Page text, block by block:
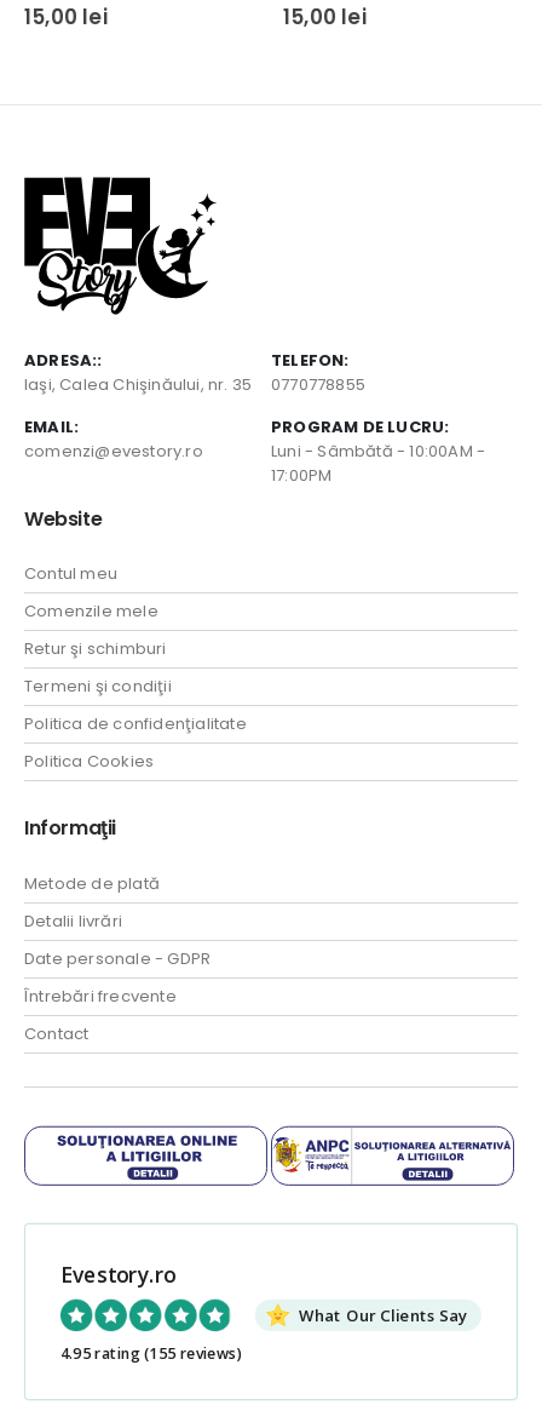
0out of 5
15,00lei 0out of 5
15,00lei
ADRESA::
Iaşi, Calea Chişinăului, nr. 35
TELEFON:
0770778855
EMAIL:
comenzi@evestory.ro
PROGRAM DE LUCRU:
Luni - Sâmbătă - 10:00AM -
17:00PM
Website
Contul meu
Comenzile mele
Retur şi schimburi
Termeni şi condiţii
Politica de confidenţialitate
Politica Cookies
Informaţii
Metode de plată
Detalii livrări
Date personale - GDPR
Întrebări frecvente
Contact
Evestory.ro
What Our Clients Say
4.95 rating(155 reviews)